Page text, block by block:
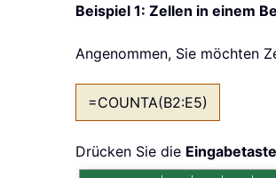
Beispiel 1: Zellen in einem
Angenommen, Sie möchten
=COUNTA(B2:E5)
Drücken Sie die Eingabetaste